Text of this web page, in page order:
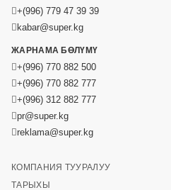
+(996) 779 47 39 39
kabar@super.kg
ЖАРНАМА БӨЛҮМҮ
+(996) 770 882 500
+(996) 770 882 777
+(996) 312 882 777
pr@super.kg
reklama@super.kg
КОМПАНИЯ ТУУРАЛУУ
ТАРЫХЫ